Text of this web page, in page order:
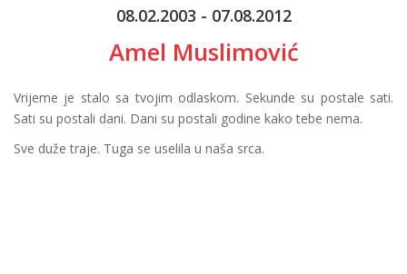
08.02.2003 - 07.08.2012
Amel Muslimović
Vrijeme je stalo sa tvojim odlaskom. Sekunde su postale sati.
Sati su postali dani. Dani su postali godine kako tebe nema.
Sve duže traje. Tuga se uselila u naša srca.